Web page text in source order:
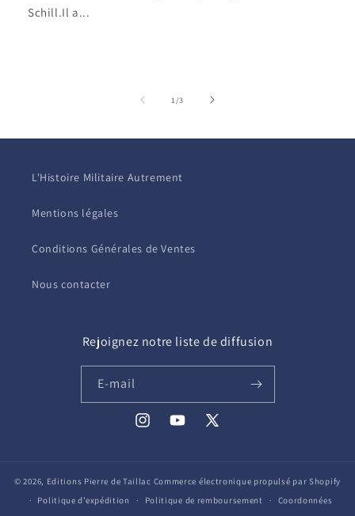
Schill.Il a...
1 /de
3
L'Histoire Militaire Autrement
Mentions légales
Conditions Générales de Ventes
Nous contacter
Rejoignez notre liste de diffusion
E-mail
InstagramYouTube
X
© 2026, Editions Pierre de Taillac Commerce électronique propulsé par Shopify
Politique d’expédition
Politique de remboursement Coordonnées